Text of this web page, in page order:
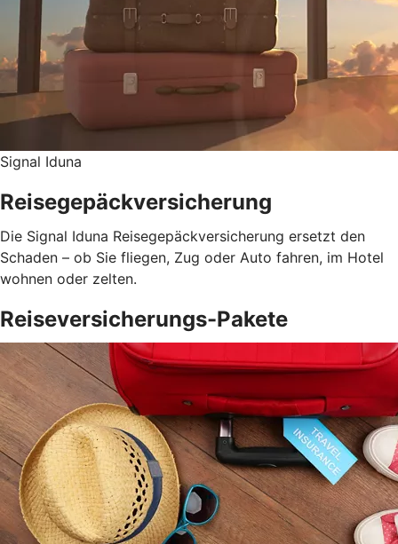
Signal Iduna
Reisegepäck­versicherung
Die Signal Iduna Reisegepäckversicherung ersetzt den
Schaden – ob Sie fliegen, Zug oder Auto fahren, im Hotel
wohnen oder zelten.
Reiseversicherungs-Pakete